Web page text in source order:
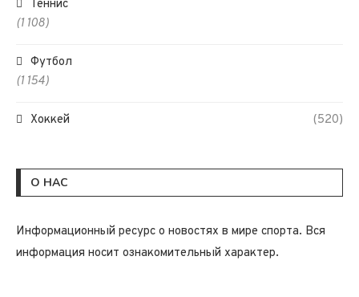
Теннис
(1 108)
Футбол
(1 154)
Хоккей (520)
О НАС
Информационный ресурс о новостях в мире спорта. Вся
информация носит ознакомительный характер.